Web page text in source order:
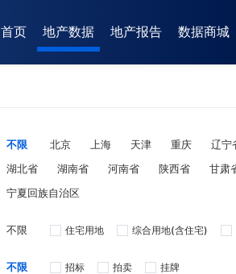
首页 地产数据 地产报告 数据商城
不限 北京 上海 天津 重庆
辽宁
湖北省
湖南省 河南省 陕西省
甘肃
宁夏回族自治区
不限 住宅用地 综合用地(含住宅)
不限 招标 拍卖 挂牌